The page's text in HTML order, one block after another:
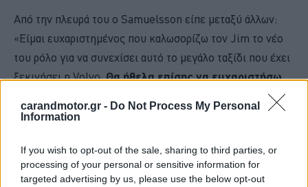
carandmotor.gr - Do Not Process My Personal
Information
If you wish to opt-out of the sale, sharing to third parties, or
processing of your personal or sensitive information for
targeted advertising by us, please use the below opt-out
Από την πλευρά του ο Samuelsson είπε μεταξύ άλλων:
«Είμαι ευχαριστημένος που καλωσορίζω τον Jim το νέο
του ρόλο για να συνεχίσει αυτό το μεγάλο ταξίδι που έχει
ξεκινήσει η Volvo.Θα ήθελα επίσης να ευχαριστήσω
όλους τους υπάλληλους της Volvo για την απίστευτη
πρόοδο που κάναμε μαζί τα τελευταία δέκα χρόνια...
χρόνια που έρχονται»